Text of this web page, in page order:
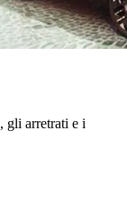
, gli arretrati e i